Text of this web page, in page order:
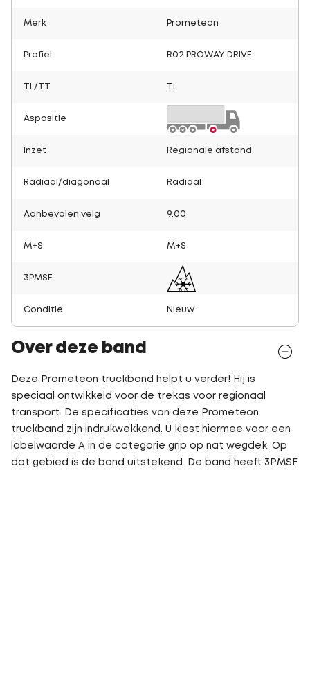
Merk Prometeon
Profiel R02 PROWAY DRIVE
TL/TT
Aspositie
Inzet Regionale afstand
Radiaal/diagonaal Radiaal
Aanbevolen velg 9.00
M+S M+S
3PMSF
Conditie Nieuw
Over deze band
Deze Prometeon truckband helpt u verder! Hij is
speciaal ontwikkeld voor de trekas voor regionaal
transport. De specificaties van deze Prometeon
truckband zijn indrukwekkend. U kiest hiermee voor een
labelwaarde A in de categorie grip op nat wegdek. Op
dat gebied is de band uitstekend. De band heeft 3PMSF.